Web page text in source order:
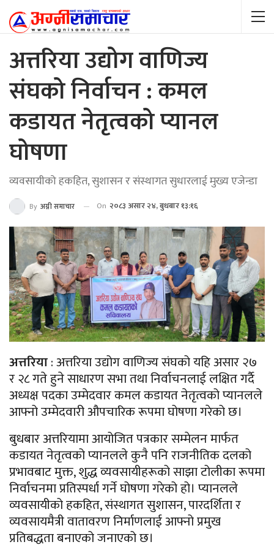
अत्तरिया उद्योग वाणिज्य
संघको निर्वाचन : कमल
कडायत नेतृत्वको प्यानल
घोषणा
व्यवसायीको हकहित, सुशासन र संस्थागत सुधारलाई मुख्य एजेन्डा
By अग्नी समाचार On २०८३ असार २४, बुधबार १३:१६
अत्तरिया: अत्तरिया उद्योग वाणिज्य संघको यहि असार २७
र २८ गते हुने साधारण सभा तथा निर्वाचनलाई लक्षित गर्दै
अध्यक्ष पदका उम्मेदवार कमल कडायत नेतृत्वको प्यानलले
आफ्नो उम्मेदवारी औपचारिक रूपमा घोषणा गरेको छ।
बुधबार अत्तरियामा आयोजित पत्रकार सम्मेलन मार्फत
कडायत नेतृत्वको प्यानलले कुनै पनि राजनीतिक दलको
प्रभावबाट मुक्त, शुद्ध व्यवसायीहरूको साझा टोलीका रूपमा
निर्वाचनमा प्रतिस्पर्धा गर्ने घोषणा गरेको हो। प्यानलले
व्यवसायीको हकहित, संस्थागत सुशासन, पारदर्शिता र
व्यवसायमैत्री वातावरण निर्माणलाई आफ्नो प्रमुख
प्रतिबद्धता बनाएको जनाएको छ।